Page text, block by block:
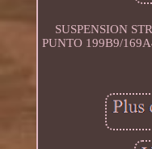
SUSPENSION
PUNTO 199B9/